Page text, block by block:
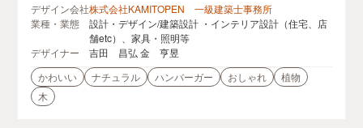
デザイン会社株式会社KAMITOPEN 一級建築士事務所
業種・業態
設計・デザイン/建築設計 ・インテリア設計（住宅、店
舗etc）、家具・照明等
デザイナー
吉田 昌弘 金 亨昱
かわいい
ナチュラル ハンバーガー おしゃれ
植物
木